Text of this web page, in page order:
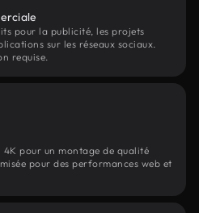
pour la publicité, les projets
sur les réseaux sociaux.
requise.
pour un montage de qualité
pour des performances web et